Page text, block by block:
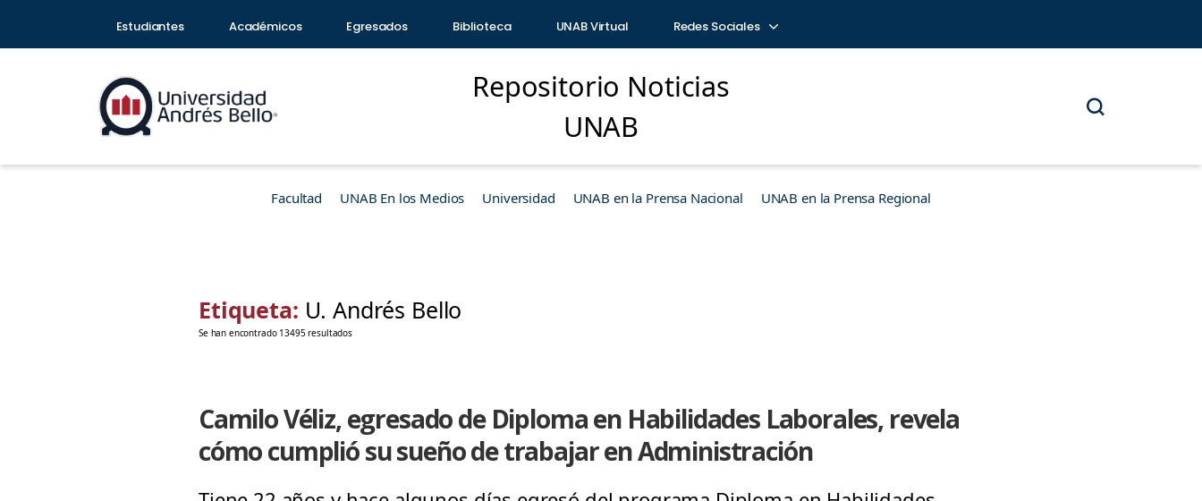
Estudiantes Académicos Egresados Biblioteca UNAB Virtual Redes Sociales
Repositorio Noticias
UNAB
Facultad UNAB En los Medios Universidad UNAB en la Prensa Nacional UNAB en la Prensa Regional
Etiqueta: U. Andrés Bello
Se han encontrado 13495 resultados
Camilo Véliz, egresado de Diploma en Habilidades Laborales, revela
cómo cumplió su sueño de trabajar en Administración